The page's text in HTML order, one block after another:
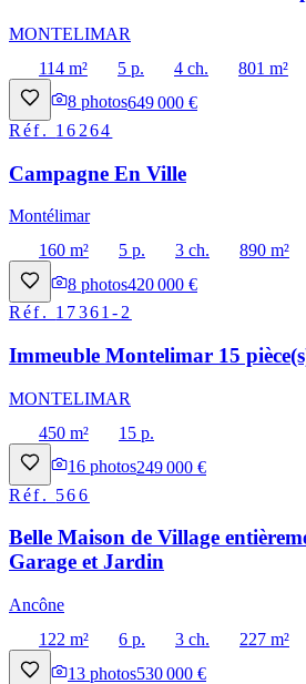
MONTELIMAR
114 m²
5 p. 4 ch.
801 m²
8 photos649 000 €
Réf. 16264
Campagne En Ville
Montélimar
160 m²
5 p. 3 ch.
890 m²
8 photos420 000 €
Réf. 17361-2
Immeuble Montelimar 15
MONTELIMAR
450 m²
15 p.
16 photos249 000 €
Réf. 566
Belle Maison de Village
Garage et Jardin
Ancône
122 m²
6 p. 3 ch.
227 m²
13 photos530 000 €